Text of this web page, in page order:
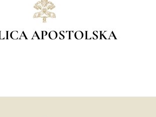
APOSTOLSKA